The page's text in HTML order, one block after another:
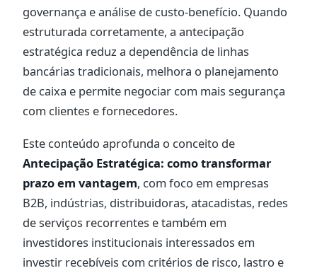
governança e análise de custo-benefício. Quando
estruturada corretamente, a antecipação
estratégica reduz a dependência de linhas
bancárias tradicionais, melhora o planejamento
de caixa e permite negociar com mais segurança
com clientes e fornecedores.
Este conteúdo aprofunda o conceito de
Antecipação Estratégica: como transformar
prazo em vantagem, com foco em empresas
B2B, indústrias, distribuidoras, atacadistas, redes
de serviços recorrentes e também em
investidores institucionais interessados em
investir recebíveis com critérios de risco, lastro e